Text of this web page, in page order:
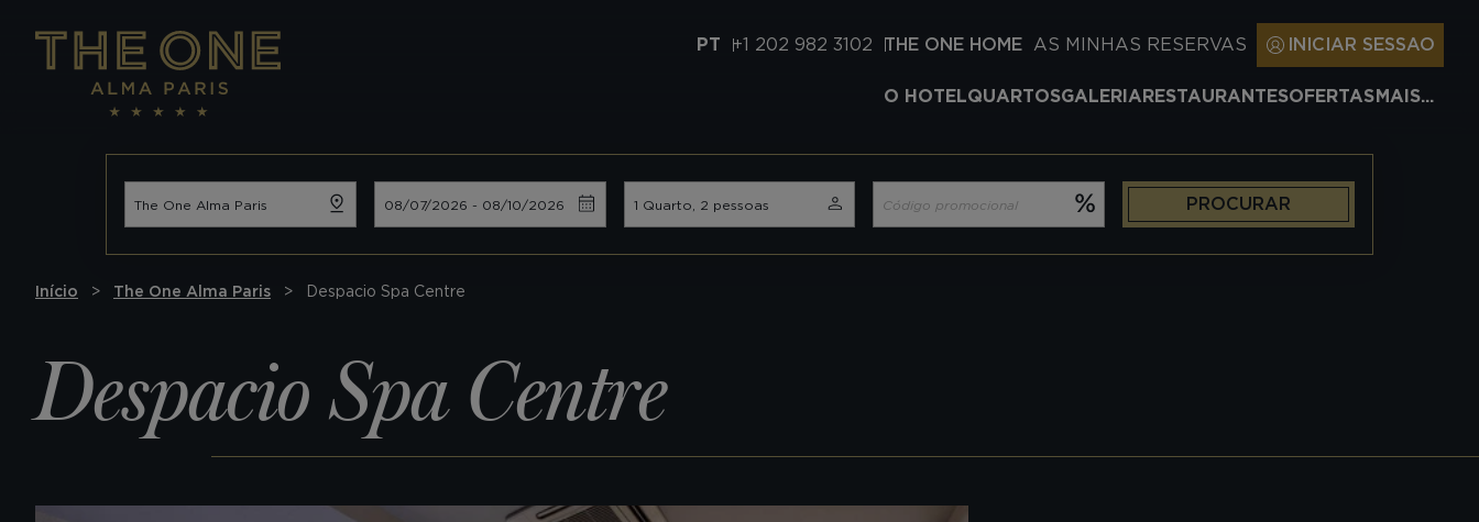
PT +1 202 982 3102 THE ONE HOME AS MINHAS RESERVAS INICIAR SESSAO
O HOTELQUARTOSGALERIARESTAURANTESOFERTASMAIS...
PROCURAR
Início The One Alma Paris Despacio Spa Centre
Despacio Spa Centre